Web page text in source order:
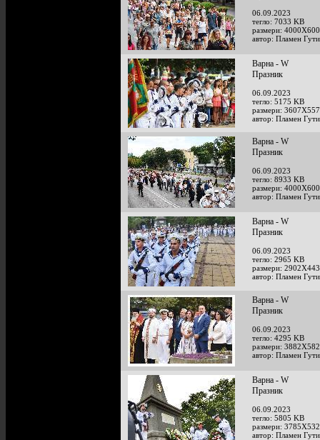
06.09.2023
тегло: 7033 KB
размери:
автор: Пламен
Варна - W
Празник
06.09.2023
тегло: 5175 KB
размери:
автор: Пламен
Варна - W
Празник
06.09.2023
тегло: 8933 KB
размери:
автор: Пламен
Варна - W
Празник
06.09.2023
тегло: 2965 KB
размери:
автор: Пламен
Варна - W
Празник
06.09.2023
тегло: 4295 KB
размери:
автор: Пламен
Варна - W
Празник
06.09.2023
тегло: 5805 KB
размери:
автор: Пламен